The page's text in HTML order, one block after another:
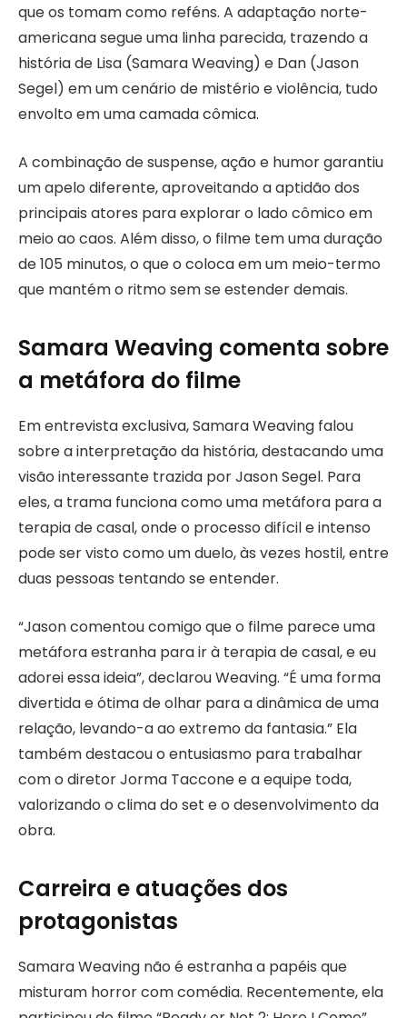
que os tomam como reféns. A adaptação norte-
americana segue uma linha parecida, trazendo a
história de Lisa (Samara Weaving) e Dan (Jason
Segel) em um cenário de mistério e violência, tudo
envolto em uma camada cômica.
A combinação de suspense, ação e humor garantiu
um apelo diferente, aproveitando a aptidão dos
principais atores para explorar o lado cômico em
meio ao caos. Além disso, o filme tem uma duração
de 105 minutos, o que o coloca em um meio-termo
que mantém o ritmo sem se estender demais.
Samara Weaving comenta sobre
a metáfora do filme
Em entrevista exclusiva, Samara Weaving falou
sobre a interpretação da história, destacando uma
visão interessante trazida por Jason Segel. Para
eles, a trama funciona como uma metáfora para a
terapia de casal, onde o processo difícil e intenso
pode ser visto como um duelo, às vezes hostil, entre
duas pessoas tentando se entender.
“Jason comentou comigo que o filme parece uma
metáfora estranha para ir à terapia de casal, e eu
adorei essa ideia”, declarou Weaving. “É uma forma
divertida e ótima de olhar para a dinâmica de uma
relação, levando-a ao extremo da fantasia.” Ela
também destacou o entusiasmo para trabalhar
com o diretor Jorma Taccone e a equipe toda,
valorizando o clima do set e o desenvolvimento da
obra.
Carreira e atuações dos
protagonistas
Samara Weaving não é estranha a papéis que
misturam horror com comédia. Recentemente, ela